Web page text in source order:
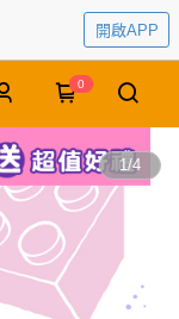
開啟APP
0
1/4